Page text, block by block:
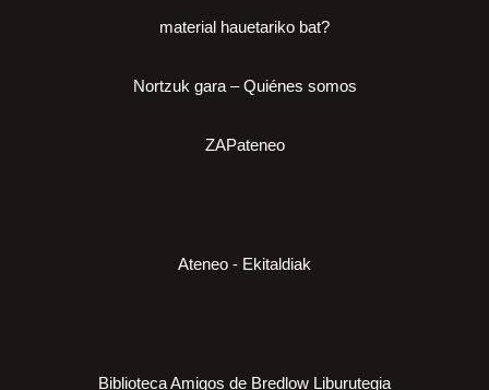
material hauetariko bat?
Nortzuk gara – Quiénes somos
ZAPateneo
Ateneo - Ekitaldiak
Biblioteca Amigos de Bredlow Liburutegia